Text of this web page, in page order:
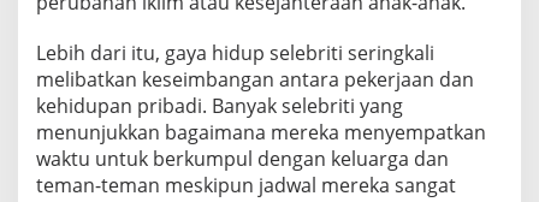
Lebih dari itu, gaya hidup selebriti seringkali
melibatkan keseimbangan antara pekerjaan dan
kehidupan pribadi. Banyak selebriti yang
menunjukkan bagaimana mereka menyempatkan
waktu untuk berkumpul dengan keluarga dan
teman-teman meskipun jadwal mereka sangat